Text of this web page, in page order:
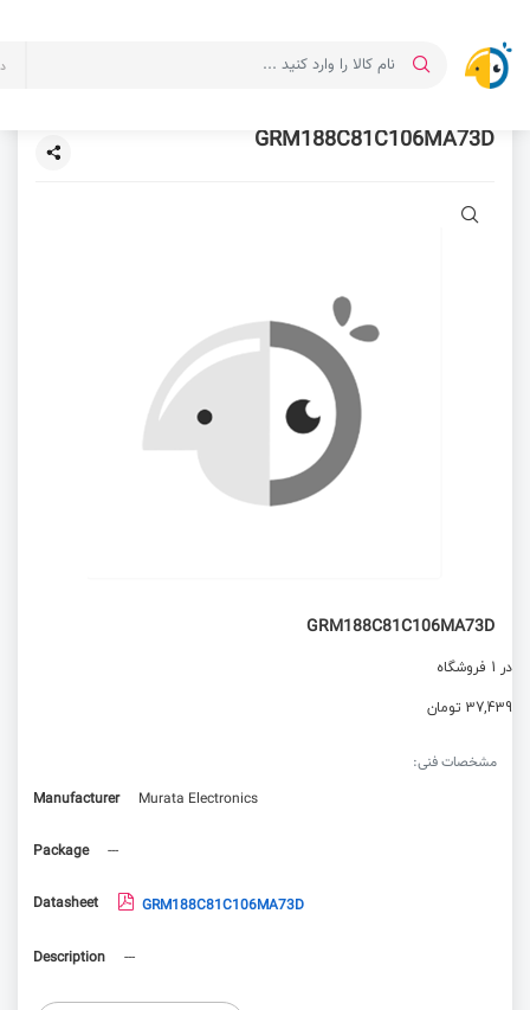
GRM188C81C106MA73D
GRM188C81C106MA73D
در 1 فروشگاه
37,439 تومان
مشخصات فنی:
Manufacturer
Murata Electronics
Package ---
Datasheet GRM188C81C106MA73D
Description ---